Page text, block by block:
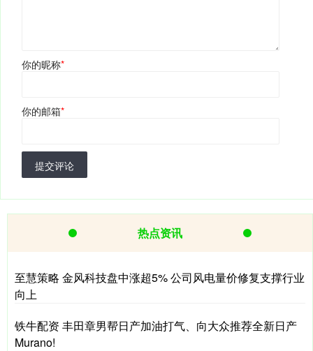
你的昵称*
你的邮箱*
提交评论
热点资讯
至慧策略 金风科技盘中涨超5% 公司风电量价修复支撑行业
向上
铁牛配资 丰田章男帮日产加油打气、向大众推荐全新日产
Murano!